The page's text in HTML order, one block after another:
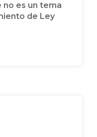
es un tema
de Ley